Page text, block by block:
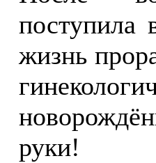
поступила
жизнь
руки!